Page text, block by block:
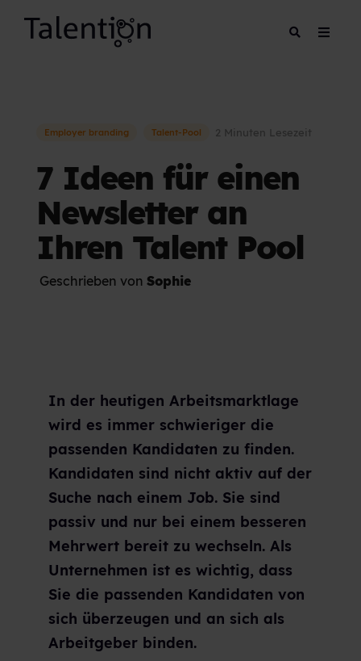
Employer branding Talent-Pool 2 Minuten Lesezeit
7 Ideen für einen
Newsletter an
Ihren Talent Pool
Geschrieben von Sophie
In der heutigen Arbeitsmarktlage
wird es immer schwieriger die
passenden Kandidaten zu finden.
Kandidaten sind nicht aktiv auf der
Suche nach einem Job. Sie sind
passiv und nur bei einem besseren
Mehrwert bereit zu wechseln. Als
Unternehmen ist es wichtig, dass
Sie die passenden Kandidaten von
sich überzeugen und an sich als
Arbeitgeber binden.